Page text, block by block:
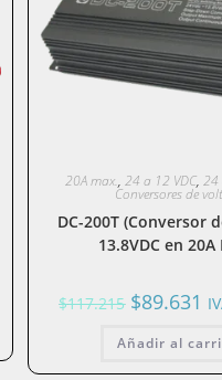
20A max., 24 a 12 VDC, 24
Conversores de
DC-200T (Conversor
13.8VDC en 20A
$117.215 El
precio
era:
$89.631 El
es:
Añadir al